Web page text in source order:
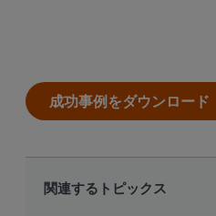
成功事例をダウンロード
関連するトピックス